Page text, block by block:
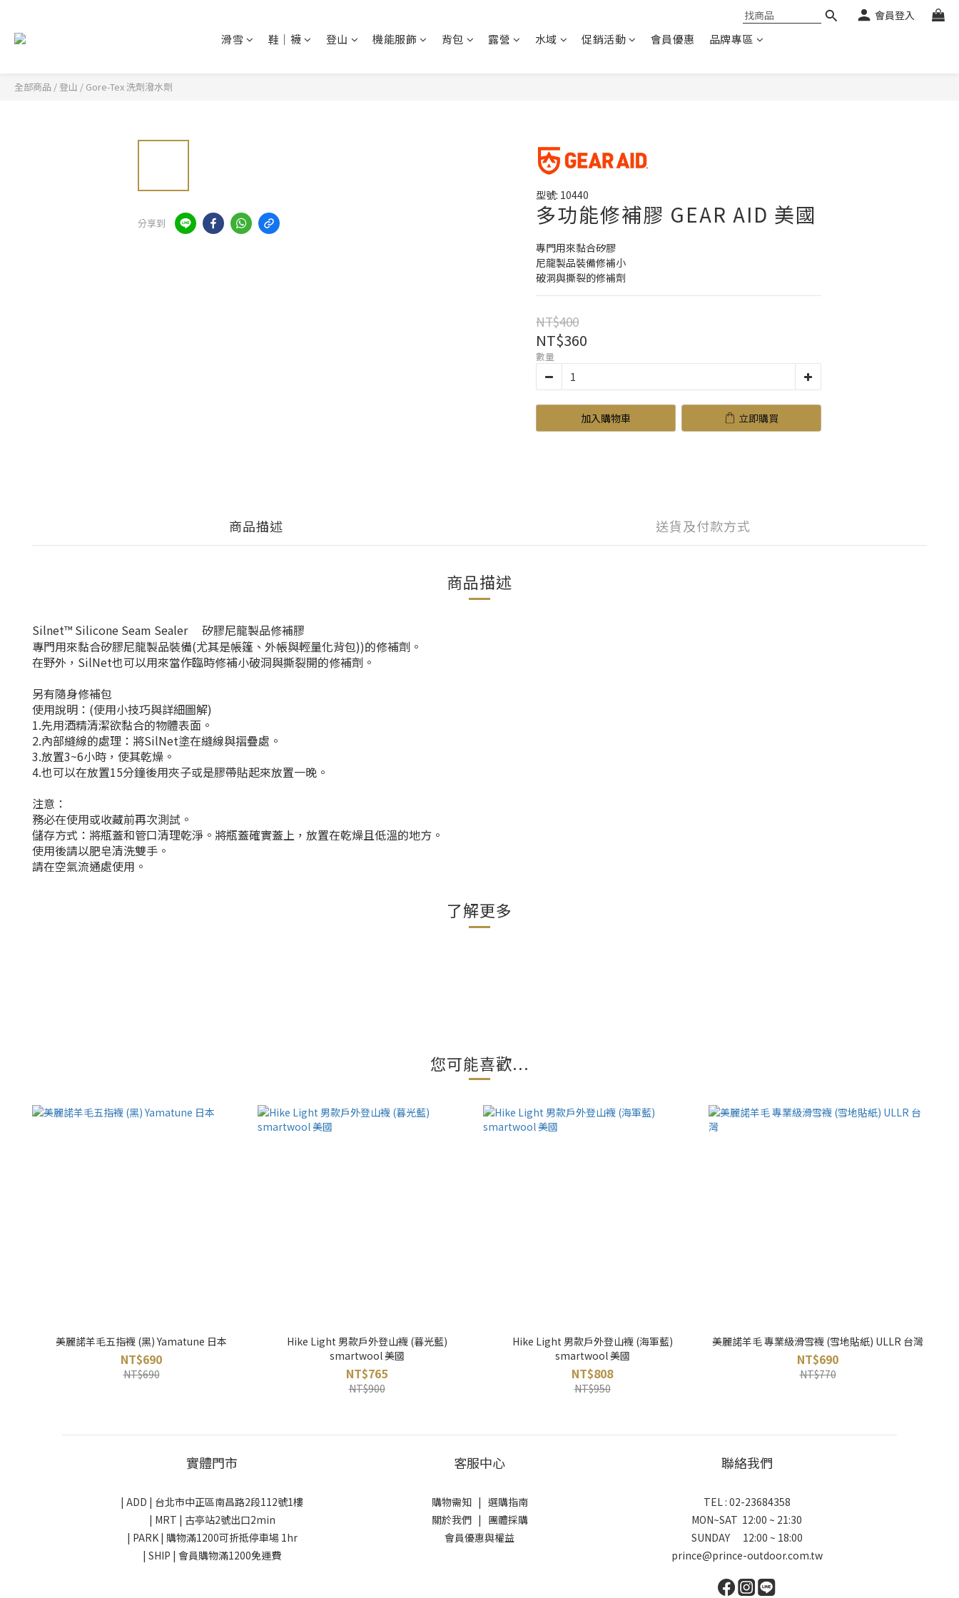
會員登入
滑雪 鞋│襪 登山 機能服飾 背包 露營 水域 促銷活動 會員優惠 品牌專區
全部商品 / 登山 / Gore-Tex 洗劑潑水劑
分享到
型號: 10440
多功能修補膠 GEAR AID 美國
專門用來黏合矽膠
尼龍製品裝備修補小
破洞與撕裂的修補劑
NT$400
NT$360
數量
加入購物車 立即購買
商品描述 送貨及付款方式
商品描述
Silnet™ Silicone Seam Sealer 矽膠尼龍製品修補膠
專門用來黏合矽膠尼龍製品裝備(尤其是帳篷、外帳與輕量化背包))的修補劑。
在野外，SilNet也可以用來當作臨時修補小破洞與撕裂開的修補劑。
另有隨身修補包
使用說明：(使用小技巧與詳細圖解)
1.先用酒精清潔欲黏合的物體表面。
2.內部縫線的處理：將SilNet塗在縫線與摺疊處。
3.放置3~6小時，使其乾燥。
4.也可以在放置15分鐘後用夾子或是膠帶貼起來放置一晚。
注意：
務必在使用或收藏前再次測試。
儲存方式：將瓶蓋和管口清理乾淨。將瓶蓋確實蓋上，放置在乾燥且低溫的地方。
使用後請以肥皂清洗雙手。
請在空氣流通處使用。
了解更多
您可能喜歡...
美麗諾羊毛五指襪 (黑) Yamatune 日本
NT$690
NT$690
Hike Light 男款戶外登山襪 (暮光藍)
smartwool 美國
NT$765
NT$900
Hike Light 男款戶外登山襪 (海軍藍)
smartwool 美國
NT$808
NT$950
美麗諾羊毛 專業級滑雪襪 (雪地貼紙) ULLR 台灣
NT$690
NT$770
實體門市
| ADD | 台北市中正區南昌路2段112號1樓
| MRT | 古亭站2號出口2min
| PARK | 購物滿1200可折抵停車場 1hr
| SHIP | 會員購物滿1200免運費
客服中心
購物需知| 選購指南
關於我們| 團體採購
會員優惠與權益
聯絡我們
TEL : 02-23684358
MON~SAT 12:00 ~ 21:30
SUNDAY 12:00 ~ 18:00
prince@prince-outdoor.com.tw